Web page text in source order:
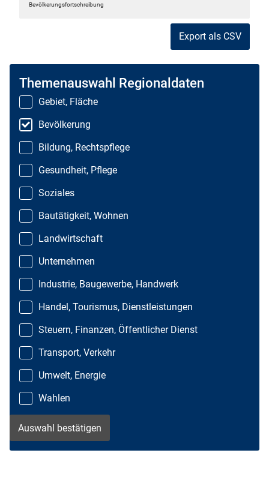
Bevölkerungsfortschreibung
Export als CSV
Themenauswahl Regionaldaten
Gebiet, Fläche
Bevölkerung
Bildung, Rechtspflege
Gesundheit, Pflege
Soziales
Bautätigkeit, Wohnen
Landwirtschaft
Unternehmen
Industrie, Baugewerbe, Handwerk
Handel, Tourismus, Dienstleistungen
Steuern, Finanzen, Öffentlicher Dienst
Transport, Verkehr
Umwelt, Energie
Wahlen